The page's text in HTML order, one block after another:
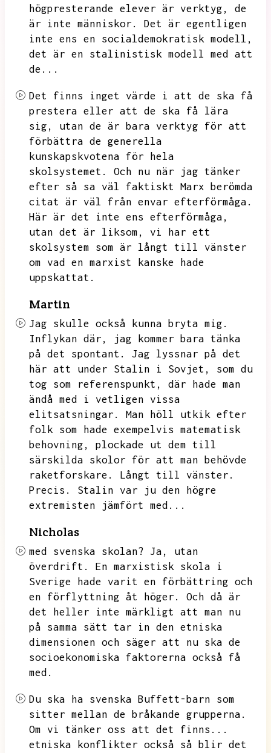
högpresterande elever är verktyg,
de
är inte människor.
Det är egentligen
inte ens en socialdemokratisk modell,
det är en stalinistisk modell med att
de...
Det finns inget värde i att de ska få
prestera eller att de ska få lära
sig,
utan de är bara verktyg för att
förbättra de generella
kunskapskvotena för hela
skolsystemet.
Och nu när jag tänker
efter så sa väl faktiskt Marx berömda
citat är väl från envar efterförmåga.
Här är det inte ens efterförmåga,
utan det är liksom,
vi har ett
skolsystem som är långt till vänster
om vad en marxist kanske hade
uppskattat.
Martin
Jag skulle också kunna bryta mig.
Inflykan där,
jag kommer bara tänka
på det spontant.
Jag lyssnar på det
här att under Stalin i Sovjet,
som du
tog som referenspunkt,
där hade man
ändå med i vetligen vissa
elitsatsningar.
Man höll utkik efter
folk som hade exempelvis matematisk
behovning,
plockade ut dem till
särskilda skolor för att man behövde
raketforskare.
Långt till vänster.
Precis.
Stalin var ju den högre
extremisten jämfört med...
Nicholas
med svenska skolan? Ja,
utan
överdrift.
En marxistisk skola i
Sverige hade varit en förbättring och
en förflyttning åt höger.
Och då är
det heller inte märkligt att man nu
på samma sätt tar in den etniska
dimensionen och säger att nu ska de
socioekonomiska faktorerna också få
med.
Du ska ha svenska Buffett-barn som
sitter mellan de bråkande grupperna.
Om vi tänker oss att det finns...
etniska konflikter också så blir det